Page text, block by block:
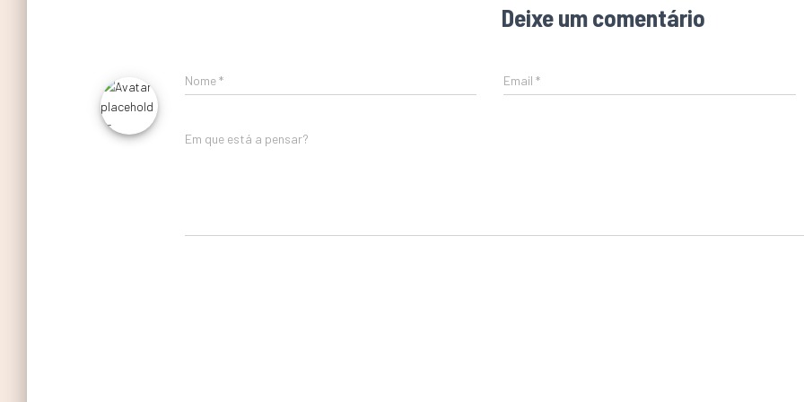
Deixe um comentário
Nome* Email*
Em que está a pensar?